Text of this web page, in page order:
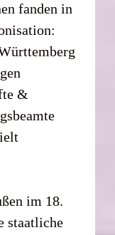
fanden in
&
im 18.
staatliche